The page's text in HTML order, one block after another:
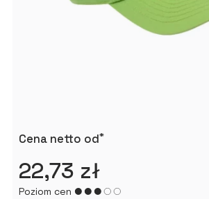
Cena netto od*
22,73 zł
Poziom cen